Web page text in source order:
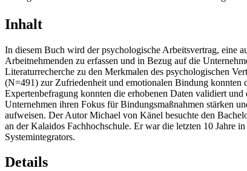
Inhalt
In diesem Buch wird der psychologische Arbeitsvertrag, eine
Arbeitnehmenden zu erfassen und in Bezug auf die
Literaturrecherche zu den Merkmalen des psychologischen
(N=491) zur Zufriedenheit und emotionalen Bindung konnten
Expertenbefragung konnten die erhobenen Daten validiert
Unternehmen ihren Fokus für Bindungsmaßnahmen stärken
aufweisen. Der Autor Michael von Känel besuchte den
an der Kalaidos Fachhochschule. Er war die letzten 10 Jahre
Systemintegrators.
Details